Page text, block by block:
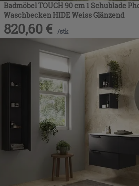
Badmöbel TOUCH 90 cm 1 Schublade
Waschbecken HIDE Weiss Glänzend
820,60 € /stk